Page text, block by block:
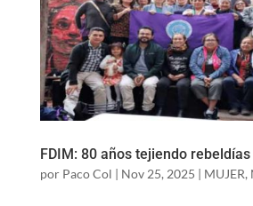
FDIM: 80 años tejiendo rebeldías
por Paco Col | Nov 25, 2025 | MUJER,